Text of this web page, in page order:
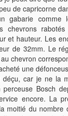
de capricorne
gabarie comme
chevrons
et hauteur. Les
de 32mm. Le
chevron
une
car je ne la
perceuse Bosch
encore. La
moitié du nombre